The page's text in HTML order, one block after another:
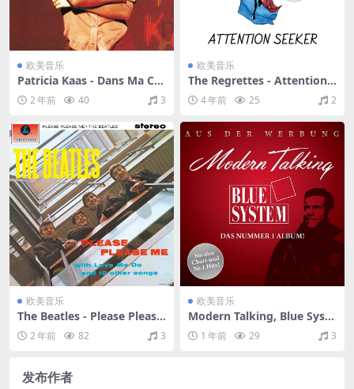
欧美音乐
Patricia Kaas - Dans Ma Ch
air（1997/FLAC/分轨/323
M）2 年前 40 3
欧美音乐
The Regrettes - Attention S
eeker（2018/FLAC/EP分轨/
106M）
4 年前 25 2
欧美音乐
The Beatles - Please Please
Me (Remastered)（1963/FL
AC/分轨/227M）
2 年前 82 3
欧美音乐
Modern Talking, Blue Syste
m - Das Nr. 1 Album（201
0/FLAC/分轨/539M）
1 年前 29 3
发布作者